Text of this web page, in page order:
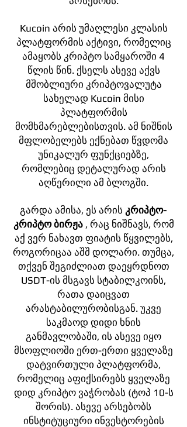
Kucoin არის უმაღლესი კლასის
პლატფორმის აქტივი, რომელიც
ამაყობს კრიპტო სამყაროში 4
წლის წინ. ქსელს ასევე აქვს
მშობლიური კრიპტოვალუტა
სახელად Kucoin მისი
პლატფორმის
მომხმარებლებისთვის. ამ ნიშნის
მფლობელებს ექნებათ წვდომა
უნიკალურ ფუნქციებზე,
რომლებიც დეტალურად არის
აღწერილი ამ ბლოგში.
გარდა ამისა, ეს არის კრიპტო-
კრიპტო ბირჟა, რაც ნიშნავს, რომ
აქ ვერ ნახავთ ფიატის წყვილებს,
როგორიცაა აშშ დოლარი. თუმცა,
თქვენ შეგიძლიათ დაეყრდნოთ
USDT-ის მსგავს სტაბილკოინს,
რათა დაიცვათ
არასტაბილურობისგან. უკვე
საკმაოდ დიდი ხნის
განმავლობაში, ის ასევე იყო
მსოფლიოში ერთ-ერთი ყველაზე
დატვირთული პლატფორმა,
რომელიც აფიქსირებს ყველაზე
დიდ კრიპტო ვაჭრობას (ტოპ 10-ს
შორის). ასევე არსებობს
ინსტიტუციური ინვესტორების